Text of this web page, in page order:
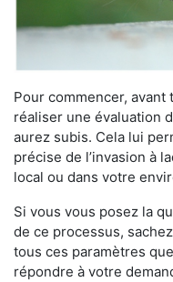
Pour commencer,
réaliser une évaluation
aurez subis. Cela lui
précise de l’invasion à
local ou dans votre
Si vous vous posez la
de ce processus,
tous ces paramètres
répondre à votre